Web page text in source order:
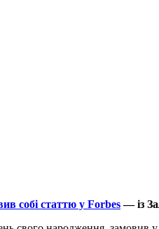
собі статтю у Forbes— із